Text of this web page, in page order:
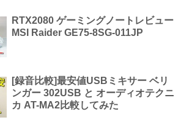
RTX2080 ゲーミングノートレビュー
MSI Raider GE75-8SG-011JP
[録音比較]最安値USBミキサー ベリ
ンガー 302USB と オーディオテクニ
カ AT-MA2比較してみた